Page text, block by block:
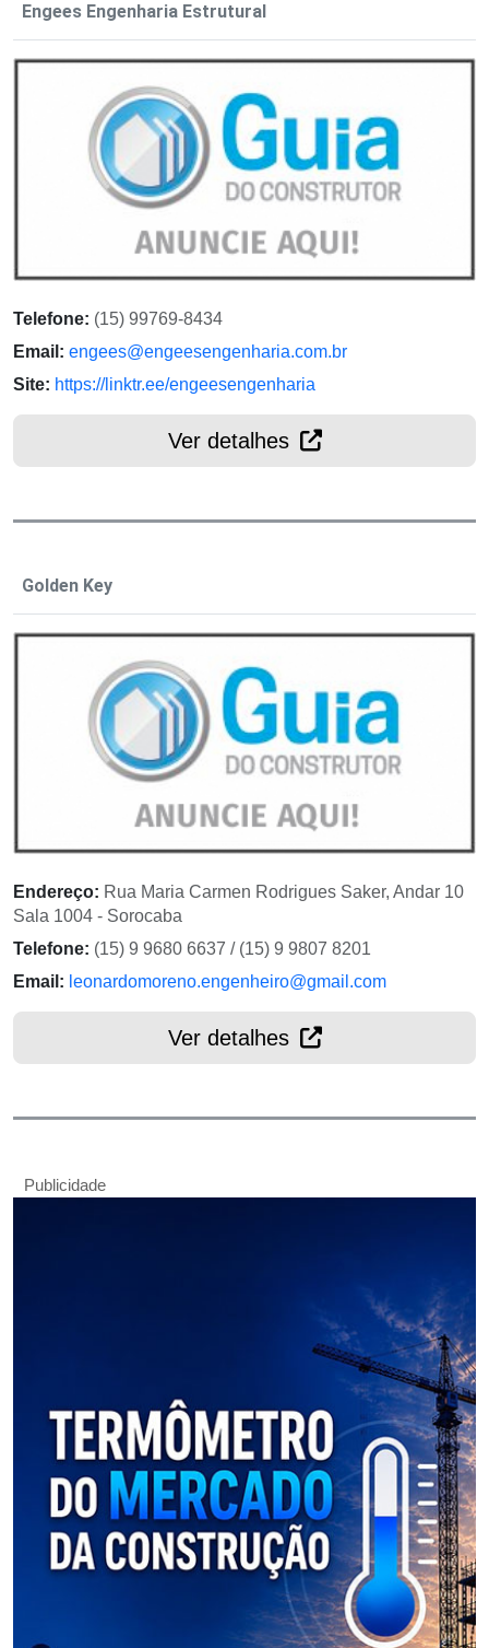
Engees Engenharia Estrutural
Telefone: (15) 99769-8434
Email: engees@engeesengenharia.com.br
Site: https://linktr.ee/engeesengenharia
Ver detalhes
Golden Key
Endereço: Rua Maria Carmen Rodrigues Saker, Andar 10
Sala 1004 - Sorocaba
Telefone: (15) 9 9680 6637 / (15) 9 9807 8201
Email: leonardomoreno.engenheiro@gmail.com
Ver detalhes
Publicidade